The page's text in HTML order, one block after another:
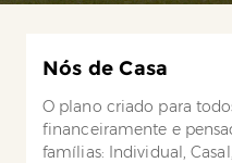
Nós de Casa
O plano criado para
financeiramente e
famílias: Individual,